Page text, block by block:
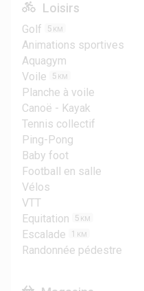
Loisirs
Golf 5 KM
Animations sportives
Aquagym
Voile
5 KM
Planche à voile
Canoë - Kayak
Tennis collectif
Ping-Pong
Baby foot
Football en salle
Vélos
VTT
Equitation
5 KM
Escalade 1 KM
Randonnée pédestre